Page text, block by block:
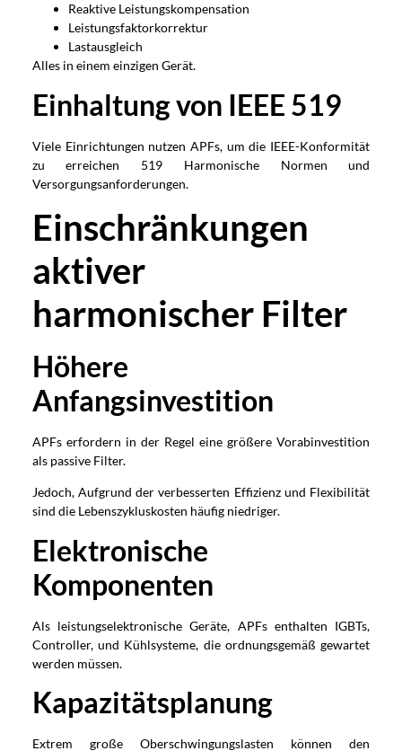
Reaktive Leistungskompensation
Leistungsfaktorkorrektur
Lastausgleich
Alles in einem einzigen Gerät.
Einhaltung von IEEE 519
Viele Einrichtungen nutzen APFs, um die IEEE-Konformität
zu erreichen 519 Harmonische Normen und
Versorgungsanforderungen.
Einschränkungen
aktiver
harmonischer Filter
Höhere
Anfangsinvestition
APFs erfordern in der Regel eine größere Vorabinvestition
als passive Filter.
Jedoch, Aufgrund der verbesserten Effizienz und Flexibilität
sind die Lebenszykluskosten häufig niedriger.
Elektronische
Komponenten
Als leistungselektronische Geräte, APFs enthalten IGBTs,
Controller, und Kühlsysteme, die ordnungsgemäß gewartet
werden müssen.
Kapazitätsplanung
Extrem große Oberschwingungslasten können den